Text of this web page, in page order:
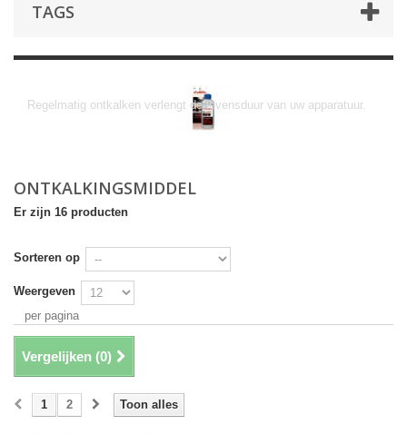
TAGS
Ontkalkingsmiddel
Regelmatig ontkalken verlengt de levensduur van uw apparatuur.
ONTKALKINGSMIDDEL
Er zijn 16 producten
Sorteren op
Weergeven
per pagina
Vergelijken (0)
Toon alles
1 2